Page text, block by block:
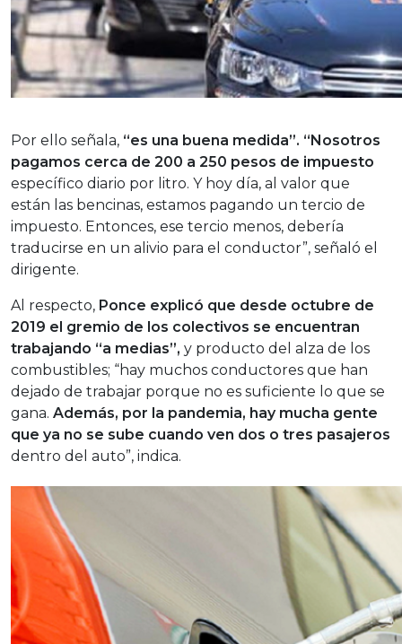
Por ello señala, “es una buena medida”. “Nosotros
pagamos cerca de 200 a 250 pesos de impuesto
específico diario por litro. Y hoy día, al valor que
están las bencinas, estamos pagando un tercio de
impuesto. Entonces, ese tercio menos, debería
traducirse en un alivio para el conductor”, señaló el
dirigente.
Al respecto, Ponce explicó que desde octubre de
2019 el gremio de los colectivos se encuentran
trabajando “a medias”, y producto del alza de los
combustibles; “hay muchos conductores que han
dejado de trabajar porque no es suficiente lo que se
gana. Además, por la pandemia, hay mucha gente
que ya no se sube cuando ven dos o tres pasajeros
dentro del auto”, indica.